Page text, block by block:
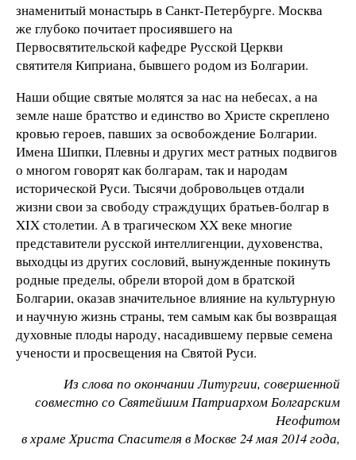
знаменитый монастырь в Санкт-Петербурге. Москва
же глубоко почитает просиявшего на
Первосвятительской кафедре Русской Церкви
святителя Киприана, бывшего родом из Болгарии.
Наши общие святые молятся за нас на небесах, а на
земле наше братство и единство во Христе скреплено
кровью героев, павших за освобождение Болгарии.
Имена Шипки, Плевны и других мест ратных подвигов
о многом говорят как болгарам, так и народам
исторической Руси. Тысячи добровольцев отдали
жизни свои за свободу страждущих братьев-болгар в
XIX столетии. А в трагическом XX веке многие
представители русской интеллигенции, духовенства,
выходцы из других сословий, вынужденные покинуть
родные пределы, обрели второй дом в братской
Болгарии, оказав значительное влияние на культурную
и научную жизнь страны, тем самым как бы возвращая
духовные плоды народу, насадившему первые семена
учености и просвещения на Святой Руси.
Из слова по окончании Литургии, совершенной
совместно со Святейшим Патриархом Болгарским
Неофитом
в храме Христа Спасителя в Москве 24 мая 2014 года,